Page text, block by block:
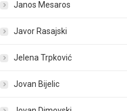
Janos Mesaros
Javor Rasajski
Jelena Trpković
Jovan Bijelic